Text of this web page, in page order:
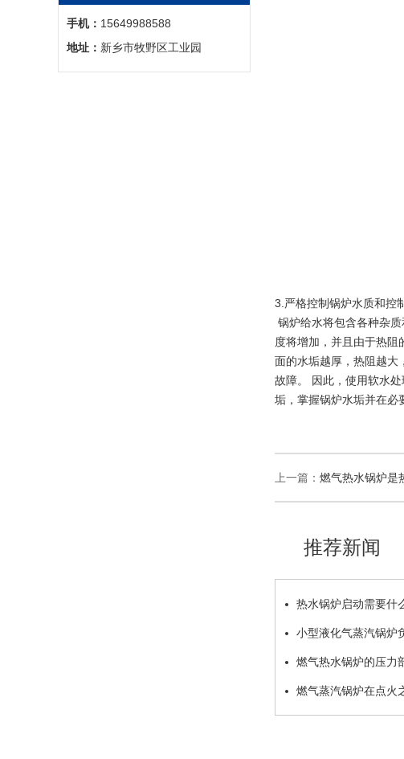
手机： 15649988588
地址： 新乡市牧野区工业园
3.严格控制锅炉水质和控
锅炉给水将包含各种杂
度将增加，并且由于热
面的水垢越厚，热阻越大
故障。 因此，使用软水
垢，掌握锅炉水垢并在必
上一篇： 燃气热水锅炉是
推荐新闻
热水锅炉启动需要什
小型液化气蒸汽锅炉
好地排放污水
燃气热水锅炉的压力
燃气蒸汽锅炉在点火